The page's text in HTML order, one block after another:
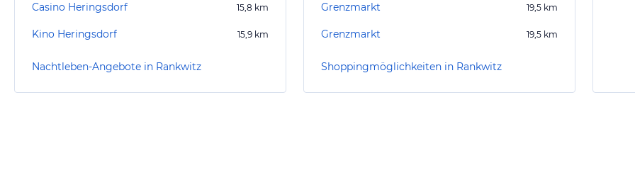
Casino Heringsdorf 15,8 km
Kino Heringsdorf 15,9 km
Nachtleben-Angebote in Rankwitz
Grenzmarkt 19,5 km
Grenzmarkt 19,5 km
Shoppingmöglichkeiten in Rankwitz